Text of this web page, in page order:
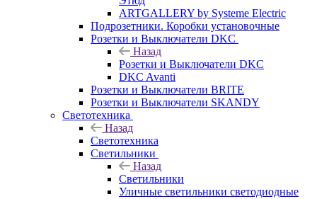
ARTGALLERY by Systeme Electric
Подрозетники. Коробки установочные
Розетки и Выключатели DKC
Назад
Розетки и Выключатели DKC
DKC Avanti
Розетки и Выключатели BRITE
Розетки и Выключатели SKANDY
Светотехника
Назад
Светотехника
Светильники
Назад
Светильники
Уличные светильники светодиодные